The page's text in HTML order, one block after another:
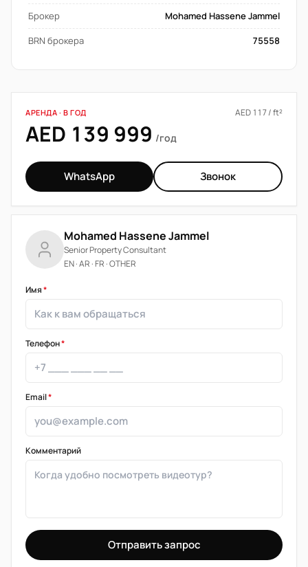
Брокер
Mohamed Hassene Jammel
BRN брокера
75558
АРЕНДА · В ГОД AED 117 / ft²
AED 139 999 /год
WhatsApp Звонок
Mohamed Hassene Jammel
Senior Property Consultant
EN · AR · FR · OTHER
Имя*
Телефон*
Email*
Комментарий
Отправить запрос